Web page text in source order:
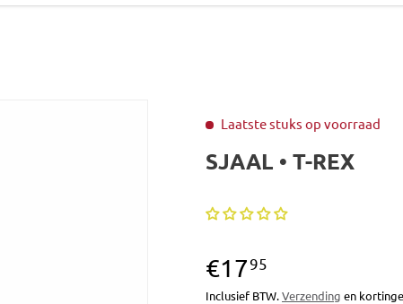
Laatste stuks op voorraad
SJAAL • T-REX
€1795
Inclusief BTW.Verzending en